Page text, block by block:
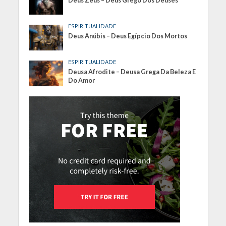
ESPIRITUALIDADE
Deus Anúbis – Deus Egípcio Dos Mortos
ESPIRITUALIDADE
Deusa Afrodite – Deusa Grega Da Beleza E
Do Amor